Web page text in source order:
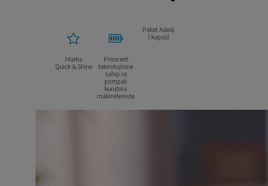
Marka
Quick & Shine
Proscent
teknolojisine
sahip ısı
pompalı
kurutma
makinelerinde
Paket Adedi
1 kapsül